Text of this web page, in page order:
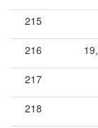
215
216
217
218